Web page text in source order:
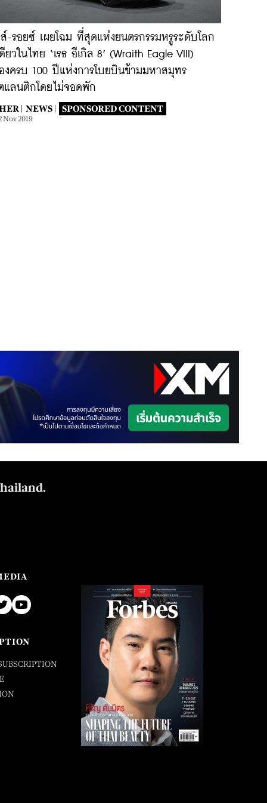
ส์-รอยซ์ เผยโฉม ที่สุดแห่งยนตรกรรมหรูระดับโลก
ยวในไทย ‘เรธ อีเกิล 8’ (Wraith Eagle VIII)
งครบ 100 ปีแห่งการโบยบินข้ามมหาสมุทร
แลนติกโดยไม่จอดพัก
| NEWS | SPONSORED CONTENT
Nov 2019